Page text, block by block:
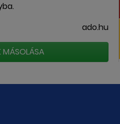
ado.hu
MÁSOLÁSA